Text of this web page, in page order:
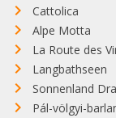
Cattolica
Alpe Motta
La Route des
Langbathseen
Sonnenland
Pál-völgyi-